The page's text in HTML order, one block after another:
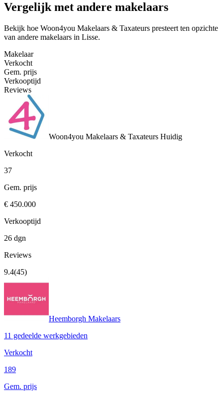
Vergelijk met andere makelaars
Bekijk hoe Woon4you Makelaars & Taxateurs presteert ten opzichte
van andere makelaars in Lisse.
Makelaar
Verkocht
Gem. prijs
Verkooptijd
Reviews
Woon4you Makelaars & Taxateurs Huidig
Verkocht
37
Gem. prijs
€ 450.000
Verkooptijd
26 dgn
Reviews
9.4(45)
Heemborgh Makelaars
11 gedeelde werkgebieden
Verkocht
189
Gem. prijs